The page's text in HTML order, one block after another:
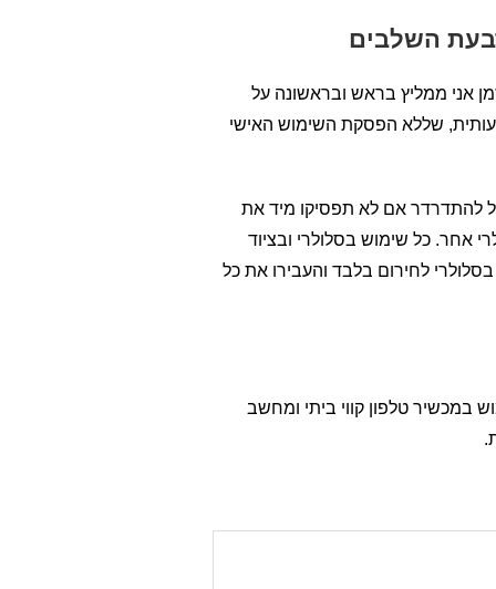
השלבים
אני ממליץ בראש ובראשונה על
שללא הפסקת השימוש האישי
להתדרדר אם לא תפסיקו מיד את
אחר. כל שימוש בסלולרי ובציוד
לחירום בלבד והעבירו את כל
במכשיר טלפון קווי ביתי ומחשב